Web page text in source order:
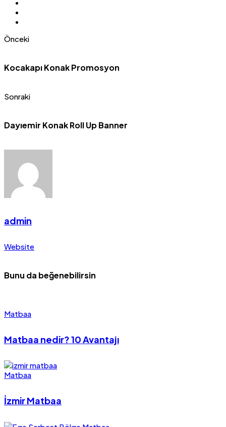
Önceki
Kocakapı Konak Promosyon
Sonraki
Dayıemir Konak Roll Up Banner
admin
Website
Bunu da beğenebilirsin
Matbaa
Matbaa nedir? 10 Avantajı
Matbaa
İzmir Matbaa